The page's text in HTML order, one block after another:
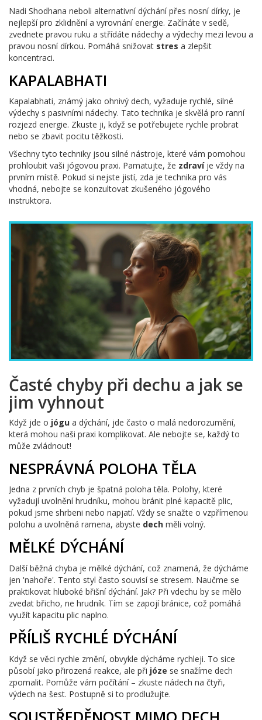
Nadi Shodhana neboli alternativní dýchání přes nosní dírky, je
nejlepší pro zklidnění a vyrovnání energie. Začínáte v sedě,
zvednete pravou ruku a střídáte nádechy a výdechy mezi levou a
pravou nosní dírkou. Pomáhá snižovat stres a zlepšit
koncentraci.
KAPALABHATI
Kapalabhati, známý jako ohnivý dech, vyžaduje rychlé, silné
výdechy s pasivními nádechy. Tato technika je skvělá pro ranní
rozjezd energie. Zkuste ji, když se potřebujete rychle probrat
nebo se zbavit pocitu těžkosti.
Všechny tyto techniky jsou silné nástroje, které vám pomohou
prohloubit vaši jógovou praxi. Pamatujte, že zdravíje vždy na
prvním místě. Pokud si nejste jistí, zda je technika pro vás
vhodná, nebojte se konzultovat zkušeného jógového
instruktora.
Časté chyby při dechu a jak se
jim vyhnout
Když jde o jógu a dýchání, jde často o malá nedorozumění,
která mohou naši praxi komplikovat. Ale nebojte se, každý to
může zvládnout!
NESPRÁVNÁ POLOHA TĚLA
Jedna z prvních chyb je špatná poloha těla. Polohy, které
vyžadují uvolnění hrudníku, mohou bránit plné kapacitě plic,
pokud jsme shrbeni nebo napjatí. Vždy se snažte o vzpřímenou
polohu a uvolněná ramena, abyste dech měli volný.
MĚLKÉ DÝCHÁNÍ
Další běžná chyba je mělké dýchání, což znamená, že dýcháme
jen 'nahoře'. Tento styl často souvisí se stresem. Naučme se
praktikovat hluboké břišní dýchání. Jak? Při vdechu by se mělo
zvedat břicho, ne hrudník. Tím se zapojí bránice, což pomáhá
využít kapacitu plic naplno.
PŘÍLIŠ RYCHLÉ DÝCHÁNÍ
Když se věci rychle změní, obvykle dýcháme rychleji. To sice
působí jako přirozená reakce, ale při józe se snažíme dech
zpomalit. Pomůže vám počítání – zkuste nádech na čtyři,
výdech na šest. Postupně si to prodlužujte.